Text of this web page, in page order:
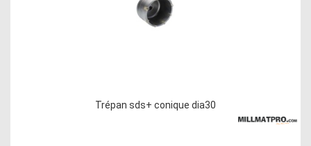
Trépan sds+ conique dia30